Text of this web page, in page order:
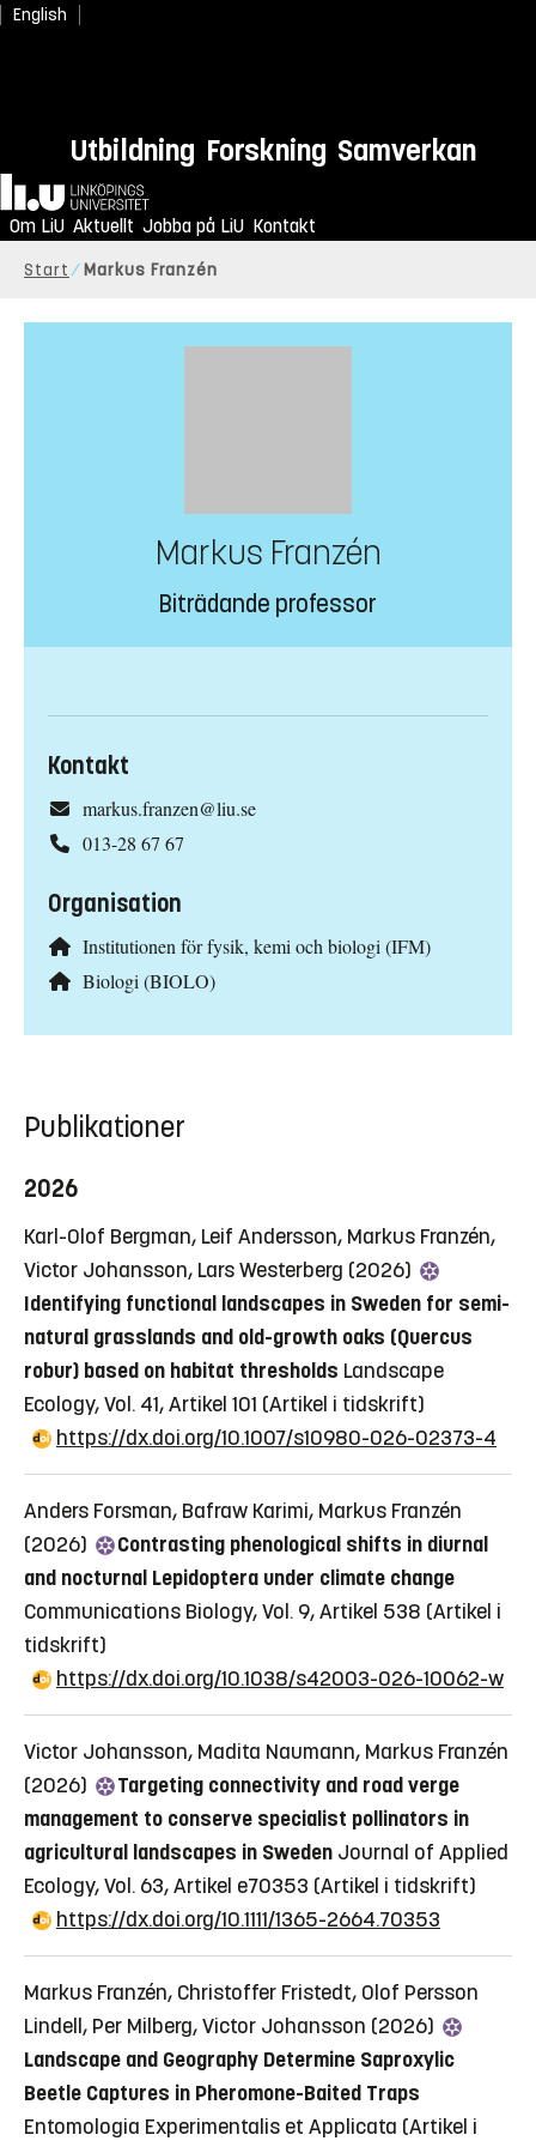
English
Utbildning Forskning Samverkan
Hem
Om LiU Aktuellt Jobba på LiU Kontakt
Start Markus Franzén
Markus Franzén
Biträdande professor
Kontakt
markus.franzen@liu.se
013-28 67 67
Organisation
Institutionen för fysik, kemi och biologi (IFM)
Biologi (BIOLO)
Publikationer
2026
Karl-Olof Bergman, Leif Andersson, Markus Franzén,
Victor Johansson, Lars Westerberg (2026)
Identifying functional landscapes in Sweden for semi-
natural grasslands and old-growth oaks (Quercus
robur) based on habitat thresholds Landscape
Ecology, Vol. 41, Artikel 101 (Artikel i tidskrift)
https://dx.doi.org/10.1007/s10980-026-02373-4
Anders Forsman, Bafraw Karimi, Markus Franzén
(2026)
Contrasting phenological shifts in diurnal
and nocturnal Lepidoptera under climate change
Communications Biology, Vol. 9, Artikel 538 (Artikel i
tidskrift)
https://dx.doi.org/10.1038/s42003-026-10062-w
Victor Johansson, Madita Naumann, Markus Franzén
(2026)
Targeting connectivity and road verge
management to conserve specialist pollinators in
agricultural landscapes in Sweden Journal of Applied
Ecology, Vol. 63, Artikel e70353 (Artikel i tidskrift)
https://dx.doi.org/10.1111/1365-2664.70353
Markus Franzén, Christoffer Fristedt, Olof Persson
Lindell, Per Milberg, Victor Johansson (2026)
Landscape and Geography Determine Saproxylic
Beetle Captures in Pheromone-Baited Traps
Entomologia Experimentalis et Applicata (Artikel i